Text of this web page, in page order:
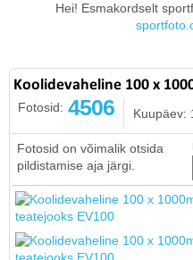
Hei! Esmakordselt
Koolidevaheline 100 x
Fotosid: 4506 Kuupäev:
Fotosid on võimalik otsida
pildistamise aja järgi.